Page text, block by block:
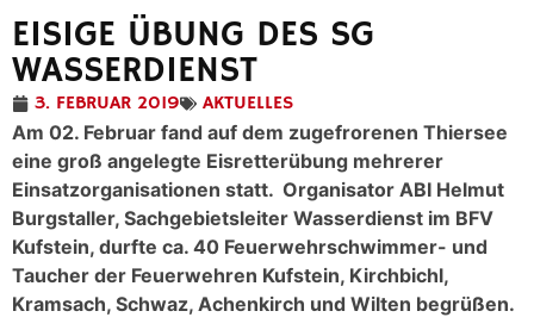
EISIGE ÜBUNG DES SG
WASSERDIENST
3. FEBRUAR 2019
AKTUELLES
Am 02. Februar fand auf dem zugefrorenen Thiersee
eine groß angelegte Eisretterübung mehrerer
Einsatzorganisationen statt. Organisator ABI Helmut
Burgstaller, Sachgebietsleiter Wasserdienst im BFV
Kufstein, durfte ca. 40 Feuerwehrschwimmer- und
Taucher der Feuerwehren Kufstein, Kirchbichl,
Kramsach, Schwaz, Achenkirch und Wilten begrüßen.